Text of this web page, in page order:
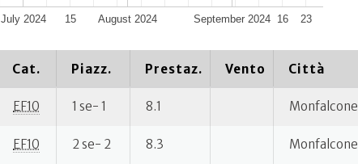
July 2024 August 2024 September 2024
15 16 23
Cat. Piazz. Prestaz. Vento Città
EF10 1 se- 1 8.1 Monfalcone
EF10 2 se- 2 8.3 Monfalcone